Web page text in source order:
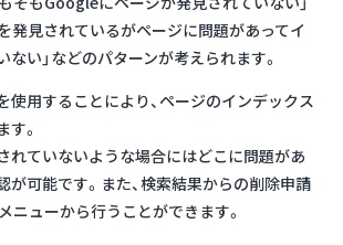
発見されているがページに問題があってイ
ない」などのパターンが考えられます。
使用することにより、ページのインデックス
。
れていないような場合にはどこに問題があ
が可能です。また、検索結果からの削除申請
ニューから行うことができます。